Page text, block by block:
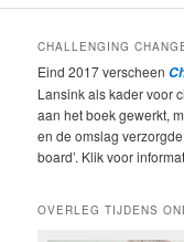
CHALLENGING
Eind 2017 verscheen
Lansink als kader voor
aan het boek gewerkt,
en de omslag
board’. Klik voor
OVERLEG TIJDENS